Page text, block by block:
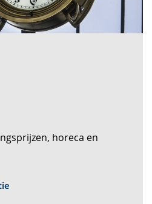
horeca en